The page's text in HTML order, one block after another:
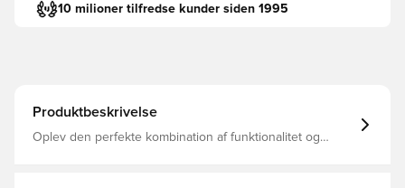
10 milioner tilfredse kunder siden 1995
Produktbeskrivelse
Oplev den perfekte kombination af funktionalitet og